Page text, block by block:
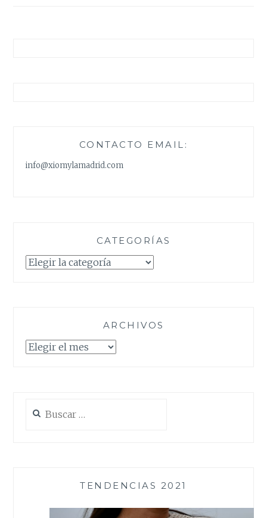
CONTACTO EMAIL:
info@xiomylamadrid.com
CATEGORÍAS
Categorías
ARCHIVOS
Archivos
TENDENCIAS 2021